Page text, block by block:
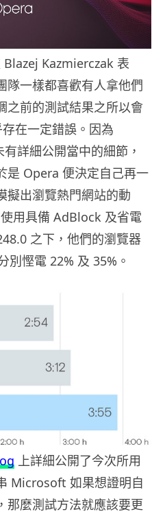
Kazmierczak 表
隊一樣都喜歡有人拿他們
之前的測試結果之所以會
在一定錯誤。因為
詳細公開當中的細節，
是 Opera 便決定自己再一
擬出瀏覽熱門網站的動
用具備 AdBlock 及省電
之下，他們的瀏覽器
別慳電 22% 及 35%。
上詳細公開了今次所用
Microsoft 如果想證明自
那麼測試方法就應該要更